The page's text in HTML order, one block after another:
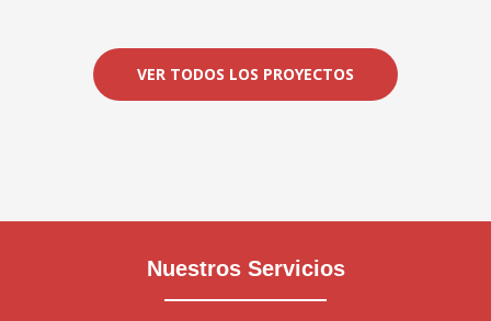
VER TODOS LOS PROYECTOS
Nuestros Servicios